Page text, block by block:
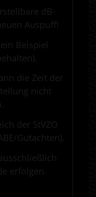
dB-
Auspuff!
Beispiel
die Zeit der
nicht
der StVZO
Gutachten).
erfolgen.
ANFRAGEN